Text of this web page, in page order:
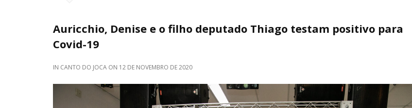
Auricchio, Denise e o filho deputado Thiago testam positivo para
Covid-19
IN CANTO DO JOCA ON 12 DE NOVEMBRO DE 2020